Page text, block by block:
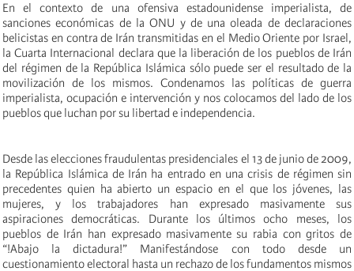
En el contexto de una ofensiva estadounidense imperialista, de
sanciones económicas de la ONU y de una oleada de declaraciones
belicistas en contra de Irán transmitidas en el Medio Oriente por Israel,
la Cuarta Internacional declara que la liberación de los pueblos de Irán
del régimen de la República Islámica sólo puede ser el resultado de la
movilización de los mismos. Condenamos las políticas de guerra
imperialista, ocupación e intervención y nos colocamos del lado de los
pueblos que luchan por su libertad e independencia.
Desde las elecciones fraudulentas presidenciales el 13 de junio de 2009,
la República Islámica de Irán ha entrado en una crisis de régimen sin
precedentes quien ha abierto un espacio en el que los jóvenes, las
mujeres, y los trabajadores han expresado masivamente sus
aspiraciones democráticas. Durante los últimos ocho meses, los
pueblos de Irán han expresado masivamente su rabia con gritos de
“!Abajo la dictadura!” Manifestándose con todo desde un
cuestionamiento electoral hasta un rechazo de los fundamentos mismos